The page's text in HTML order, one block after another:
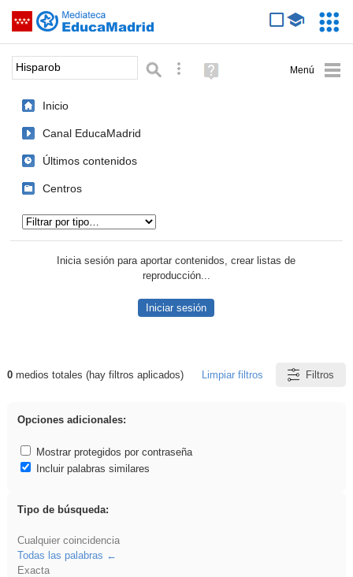
Saltar navegación
Palabra o frase: Búsqueda avanzada
Ayuda
(en
Inicio
Canal EducaMadrid
Últimos contenidos
Centros
Inicia sesión para aportar contenidos, crear listas de
reproducción...
Iniciar sesión
Resultados de: Hisparob
0medios totales (hay filtros aplicados) Limpiar filtros Filtros
Opciones adicionales:
Mostrar protegidos por contraseña
Incluir palabras similares
Tipo de búsqueda:
Cualquier coincidencia
Todas las palabras
Exacta